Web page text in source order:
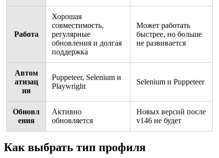
Работа
Хорошая
совместимость,
регулярные
обновления и долгая
поддержка
Может работать
быстрее, но больше
не развивается
Автом
атизац
ия
Puppeteer, Selenium и
Playwright
Selenium и Puppeteer
Обновл
ения
Активно
обновляется
Новых версий после
v146 не будет
Как выбрать тип профиля